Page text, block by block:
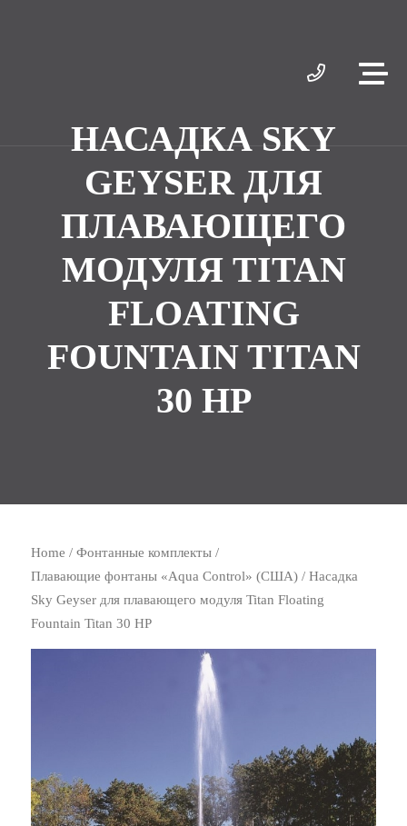
НАСАДКА SKY
GEYSER ДЛЯ
ПЛАВАЮЩЕГО
МОДУЛЯ TITAN
FLOATING
FOUNTAIN TITAN
30 HP
Home /Фонтанные комплекты /
Плавающие фонтаны «Aqua Control» (США) / Насадка
Sky Geyser для плавающего модуля Titan Floating
Fountain Titan 30 HP